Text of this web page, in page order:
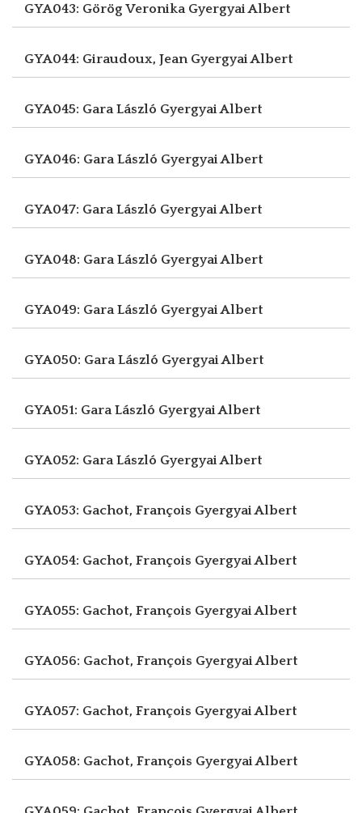
GYA043: Görög Veronika Gyergyai Albert
GYA044: Giraudoux, Jean Gyergyai Albert
GYA045: Gara László Gyergyai Albert
GYA046: Gara László Gyergyai Albert
GYA047: Gara László Gyergyai Albert
GYA048: Gara László Gyergyai Albert
GYA049: Gara László Gyergyai Albert
GYA050: Gara László Gyergyai Albert
GYA051: Gara László Gyergyai Albert
GYA052: Gara László Gyergyai Albert
GYA053: Gachot, François Gyergyai Albert
GYA054: Gachot, François Gyergyai Albert
GYA055: Gachot, François Gyergyai Albert
GYA056: Gachot, François Gyergyai Albert
GYA057: Gachot, François Gyergyai Albert
GYA058: Gachot, François Gyergyai Albert